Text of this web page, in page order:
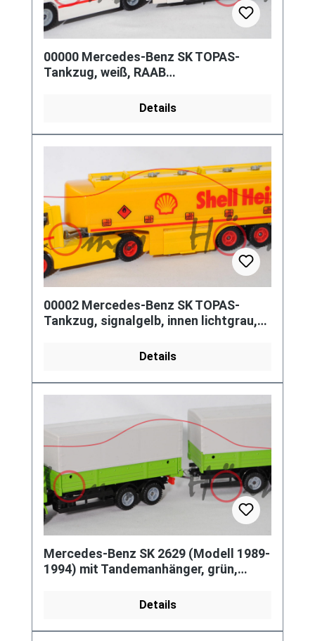
00000 Mercedes-Benz SK TOPAS-
Tankzug, weiß, RAAB
Details
00002 Mercedes-Benz SK TOPAS-
Tankzug, signalgelb, innen lichtgrau,
Details
Mercedes-Benz SK 2629 (Modell 1989-
1994) mit Tandemanhänger, grün,
Details